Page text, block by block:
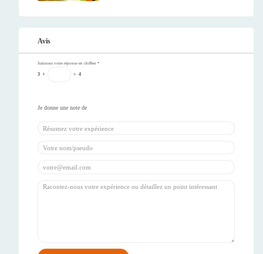
Avis
Saisissez votre réponse en chiffres *
3 + = 4